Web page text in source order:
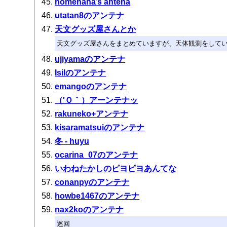
homenana’s antena
utatan8のアンテナ
天文グッズ屋さんとか
天文グッズ屋さんをまとめていますが、天体観測をして
ujiyamaのアンテナ
Isilのアンテナ
emangoのアンテナ
（′Ｏ｀）アーンテナッ
rakuneko+アンテナ
kisaramatsuiのアンテナ
冬 - huyu
ocarina_07のアンテナ
いわねたかしのピヨピヨあんてな
conanpyのアンテナ
howbe1467のアンテナ
nax2koのアンテナ
巡回